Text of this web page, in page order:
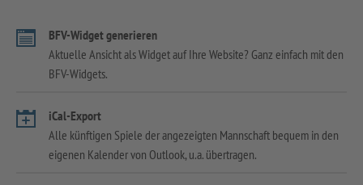
BFV-Widget generieren
Aktuelle Ansicht als Widget auf Ihre Website? Ganz einfach mit den
BFV-Widgets.
iCal-Export
Alle künftigen Spiele der angezeigten Mannschaft bequem in den
eigenen Kalender von Outlook, u.a. übertragen.